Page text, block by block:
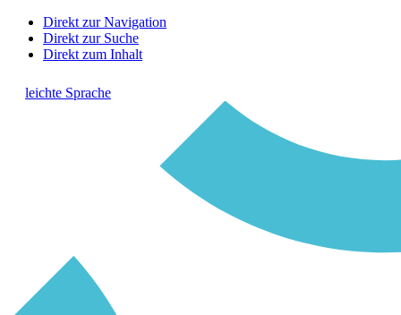
Direkt zur Navigation
Direkt zur Suche
Direkt zum Inhalt
leichte Sprache